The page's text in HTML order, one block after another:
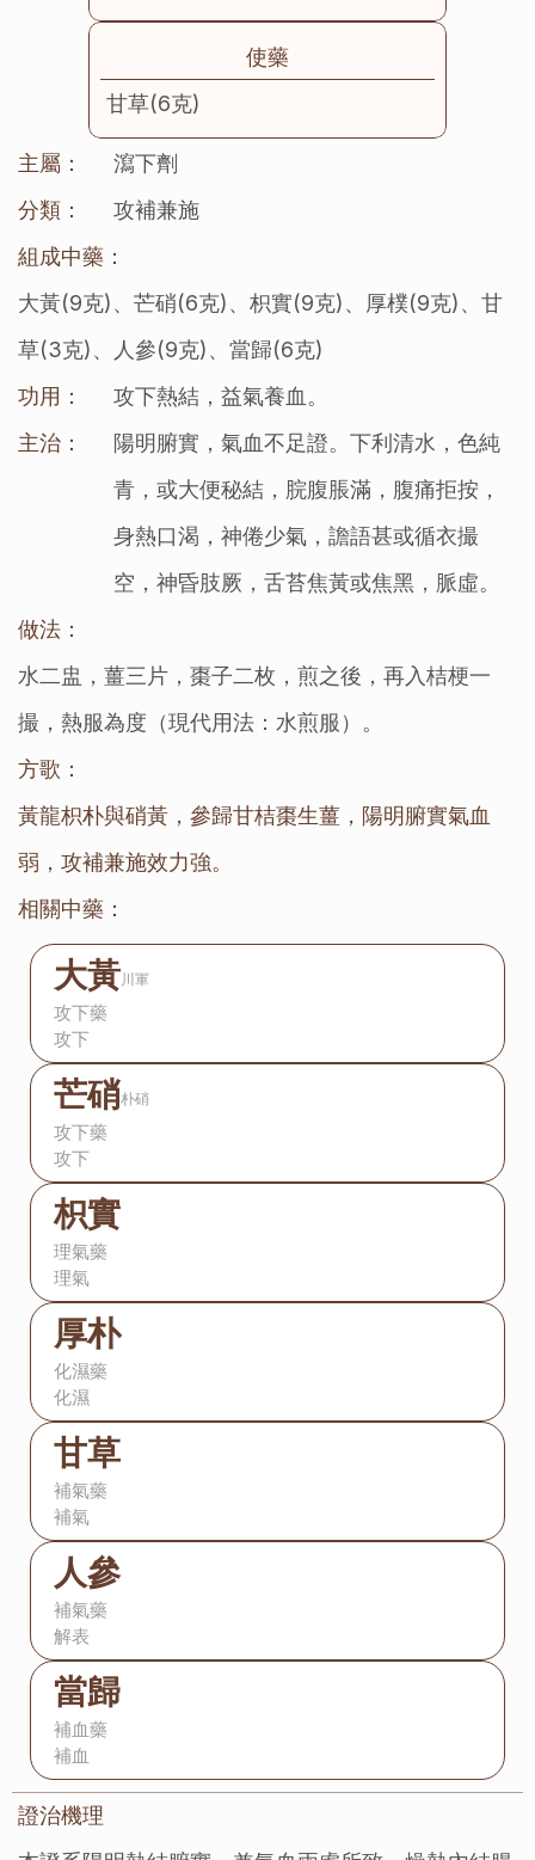
使藥
甘草(6克)
主屬：
瀉下劑
分類：
攻補兼施
組成中藥：
大黃(9克)、芒硝(6克)、枳實(9克)、厚樸(9克)、甘
草(3克)、人參(9克)、當歸(6克)
功用：
攻下熱結，益氣養血。
主治：
陽明腑實，氣血不足證。下利清水，色純
青，或大便秘結，脘腹脹滿，腹痛拒按，
身熱口渴，神倦少氣，譫語甚或循衣撮
空，神昏肢厥，舌苔焦黃或焦黑，脈虛。
做法：
水二盅，薑三片，棗子二枚，煎之後，再入桔梗一
撮，熱服為度（現代用法：水煎服）。
方歌：
黃龍枳朴與硝黃，參歸甘桔棗生薑，陽明腑實氣血
弱，攻補兼施效力強。
相關中藥：
大黃川軍
攻下藥
攻下
芒硝朴硝
攻下藥
攻下
枳實
理氣藥
理氣
厚朴
化濕藥
化濕
甘草
補氣藥
補氣
人參
補氣藥
解表
當歸
補血藥
補血
證治機理：